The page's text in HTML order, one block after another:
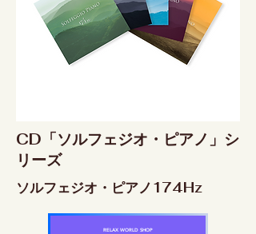
CD「ソルフェジオ・ピアノ」シ
リーズ
ソルフェジオ・ピアノ174Hz
RELAX WORLD SHOP